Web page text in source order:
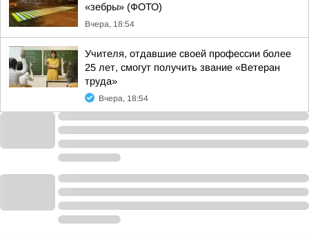
«зебры» (ФОТО)
Вчера, 18:54
Учителя, отдавшие своей профессии более
25 лет, смогут получить звание «Ветеран
труда»
Вчера, 18:54